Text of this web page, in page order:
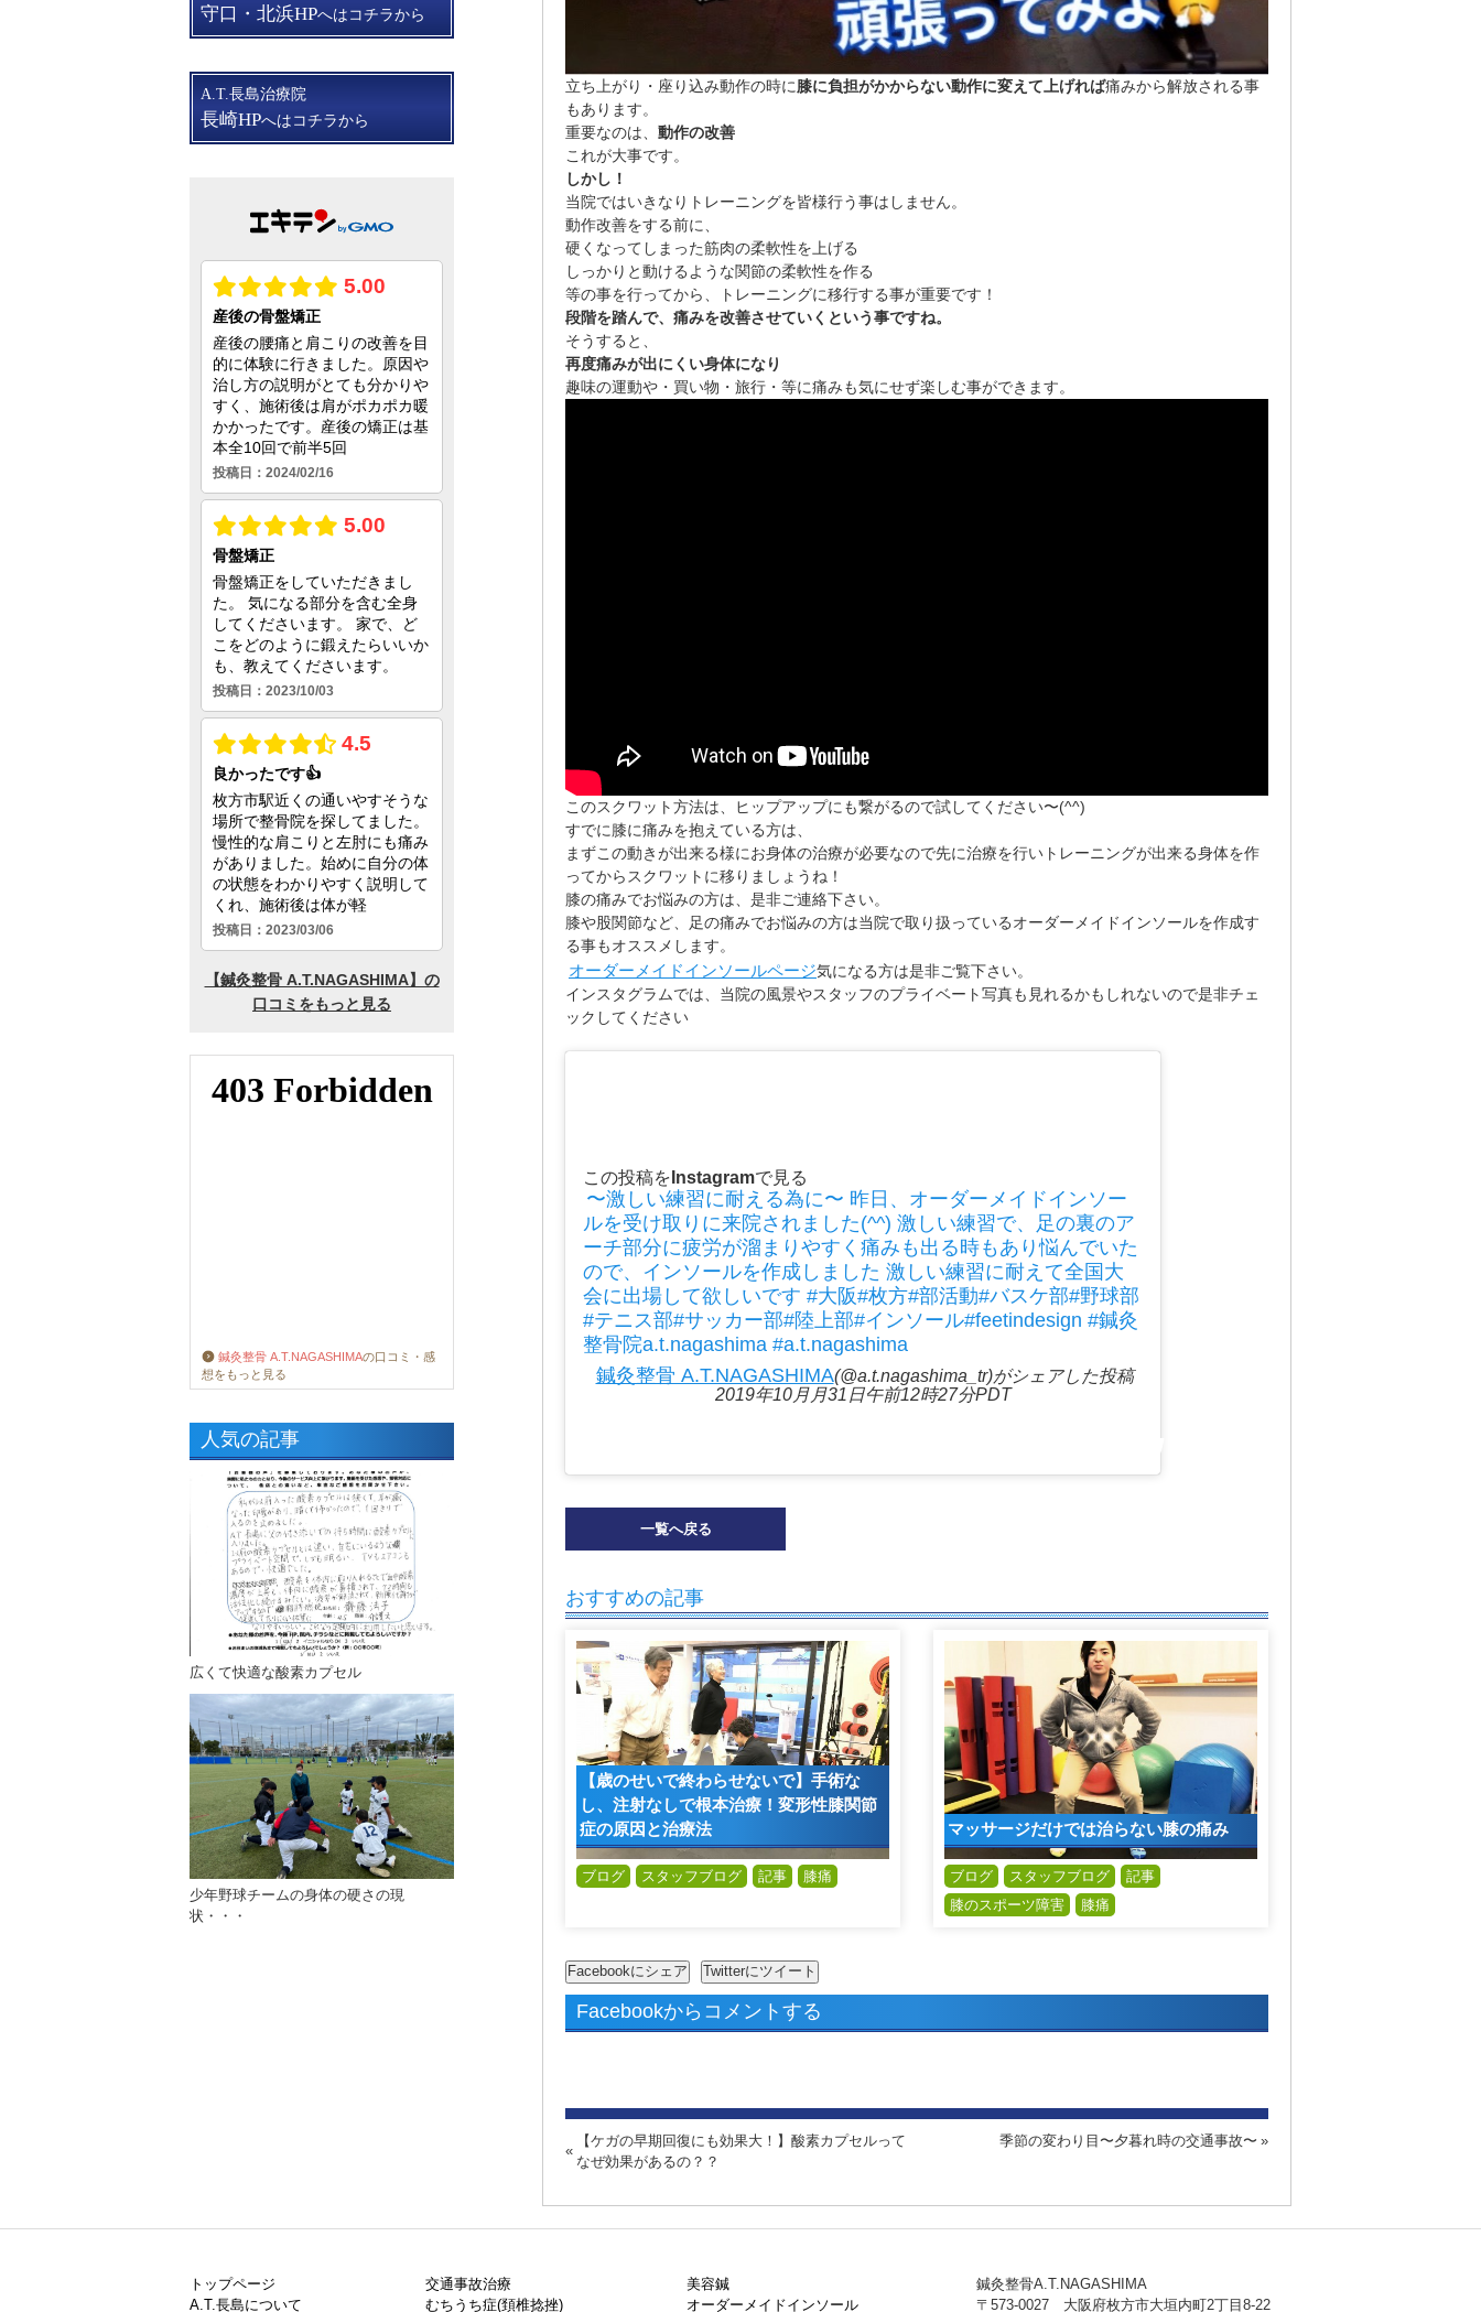
立ち上がり・座り込み動作の時に膝に負担がかからない動作に変えて上げれば痛みから解放される事
もあります。
重要なのは、 動作の改善
これが大事です。
しかし！
当院ではいきなりトレーニングを皆様行う事はしません。
動作改善をする前に、
硬くなってしまった筋肉の柔軟性を上げる
しっかりと動けるような関節の柔軟性を作る
等の事を行ってから、トレーニングに移行する事が重要です！
段階を踏んで、痛みを改善させていくという事ですね。
そうすると、
再度痛みが出にくい身体になり
趣味の運動や・買い物・旅行・等に痛みも気にせず楽しむ事ができます。
このスクワット方法は、ヒップアップにも繋がるので試してください〜(^^)
すでに膝に痛みを抱えている方は、
まずこの動きが出来る様にお身体の治療が必要なので先に治療を行いトレーニングが出来る身体を作
ってからスクワットに移りましょうね！
膝の痛みでお悩みの方は、是非ご連絡下さい。
膝や股関節など、足の痛みでお悩みの方は当院で取り扱っているオーダーメイドインソールを作成す
る事もオススメします。
オーダーメイドインソールページ気になる方は是非ご覧下さい。
インスタグラムでは、当院の風景やスタッフのプライベート写真も見れるかもしれないので是非チェ
ックしてください
この投稿をInstagramで見る
〜激しい練習に耐える為に〜 昨日、オーダーメイドインソー
ルを受け取りに来院されました(^^) 激しい練習で、足の裏のア
ーチ部分に疲労が溜まりやすく痛みも出る時もあり悩んでいた
ので、インソールを作成しました 激しい練習に耐えて全国大
会に出場して欲しいです #大阪#枚方#部活動#バスケ部#野球部
#テニス部#サッカー部#陸上部#インソール#feetindesign #鍼灸
整骨院a.t.nagashima #a.t.nagashima
鍼灸整骨 A.T.NAGASHIMA(@a.t.nagashima_tr)がシェアした投稿
2019年10月月31日午前12時27分PDT
一覧へ戻る
おすすめの記事
【歳のせいで終わらせないで】手術な
し、注射なしで根本治療！変形性膝関節
症の原因と治療法
ブログ スタッフブログ 記事 膝痛
マッサージだけでは治らない膝の痛み
ブログ スタッフブログ
記事
膝のスポーツ障害
膝痛
Facebookからコメントする
【ケガの早期回復にも効果大！】酸素カプセルって
なぜ効果があるの？？
季節の変わり目〜夕暮れ時の交通事故〜
守口・北浜HPへはコチラから
A.T.長島治療院
長崎HPへはコチラから
鍼灸整骨 A.T.NAGASHIMAの口コミ・感
想をもっと見る
人気の記事
広くて快適な酸素カプセル
少年野球チームの身体の硬さの現
状・・・
トップページ
A.T.長島について
交通事故治療
むちうち症(頚椎捻挫)
美容鍼
オーダーメイドインソール
鍼灸整骨A.T.NAGASHIMA
〒573-0027 大阪府枚方市大垣内町2丁目8-22